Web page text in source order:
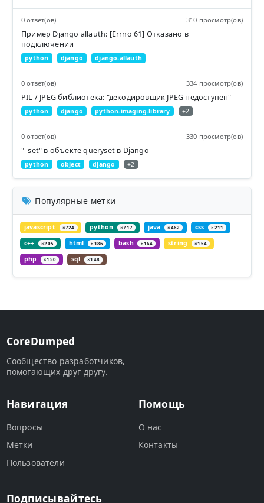
0 ответ(ов) 310 просмотр(ов)
Пример Django allauth: [Errno 61] Отказано в
подключении
python django django-allauth
0 ответ(ов) 334 просмотр(ов)
PIL / JPEG библиотека: "декодировщик JPEG недоступен"
python django python-imaging-library +2
0 ответ(ов) 330 просмотр(ов)
"_set" в объекте queryset в Django
python object django +2
Популярные метки
javascript ×724 python ×717 java ×462 css ×211
c++ ×205 html ×186 bash ×164 string ×154
php ×150 sql ×148
CoreDumped
Сообщество разработчиков,
помогающих друг другу.
Навигация
Вопросы
Метки
Пользователи
Помощь
О нас
Контакты
Подписывайтесь